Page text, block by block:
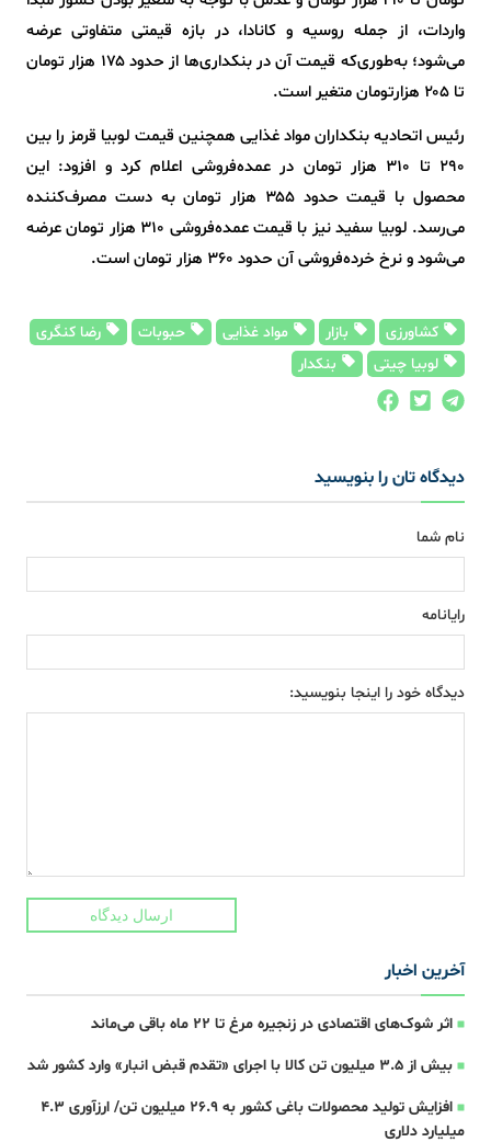
واردات، از جمله روسیه و کانادا، در بازه قیمتی متفاوتی عرضه
می‌شود؛ به‌طوری‌که قیمت آن در بنکداری‌ها از حدود ۱۷۵ هزار تومان
تا ۲۰۵ هزارتومان متغیر است.
رئیس اتحادیه بنکداران مواد غذایی همچنین قیمت لوبیا قرمز را بین
۲۹۰ تا ۳۱۰ هزار تومان در عمده‌فروشی اعلام کرد و افزود: این
محصول با قیمت حدود ۳۵۵ هزار تومان به دست مصرف‌کننده
می‌رسد. لوبیا سفید نیز با قیمت عمده‌فروشی ۳۱۰ هزار تومان عرضه
می‌شود و نرخ خرده‌فروشی آن حدود ۳۶۰ هزار تومان است.
کشاورزی بازار مواد غذایی حبوبات
رضا کنگری
لوبیا چیتی
بنکدار
دیدگاه تان را بنویسید
نام شما
رایانامه
دیدگاه خود را اینجا بنویسید:
ارسال دیدگاه
آخرین اخبار
اثر شوک‌های اقتصادی در زنجیره مرغ تا 22 ماه باقی می‌ماند
بیش از ۳.۵ میلیون تن کالا با اجرای «تقدم قبض انبار» وارد کشور شد
افزایش تولید محصولات باغی کشور به ۲۶.۹ میلیون تن/ ارزآوری ۴.۳
میلیارد دلاری